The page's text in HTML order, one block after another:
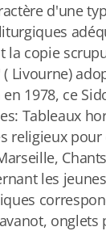
d'une
la copie
Livourne)
1978, ce
Tableaux
religieux
les
onglets